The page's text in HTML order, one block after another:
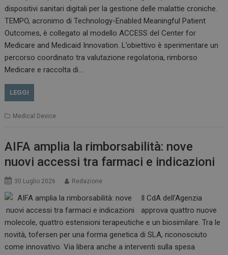
dispositivi sanitari digitali per la gestione delle malattie croniche.
TEMPO, acronimo di Technology-Enabled Meaningful Patient
Outcomes, è collegato al modello ACCESS del Center for
Medicare and Medicaid Innovation. L’obiettivo è sperimentare un
percorso coordinato tra valutazione regolatoria, rimborso
Medicare e raccolta di…
LEGGI
Medical Device
AIFA amplia la rimborsabilità: nove
nuovi accessi tra farmaci e indicazioni
30 Luglio 2026 Redazione
Il CdA dell’Agenzia
approva quattro nuove
molecole, quattro estensioni terapeutiche e un biosimilare. Tra le
novità, tofersen per una forma genetica di SLA, riconosciuto
come innovativo. Via libera anche a interventi sulla spesa
VISITOR_PRIVACY_METADATA
Google LLC
.youtube.com